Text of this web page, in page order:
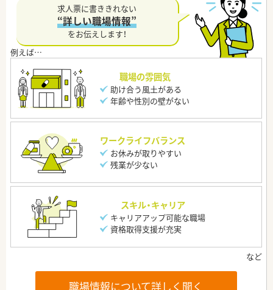
求人票に書ききれない
“詳しい職場情報”
をお伝えします！
職場の雰囲気
助け合う風土がある
年齢や性別の壁がない
ワークライフバランス
お休みが取りやすい
残業が少ない
スキル・キャリア
キャリアアップ可能な職場
資格取得支援が充実
職場情報について詳しく聞く